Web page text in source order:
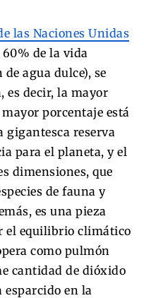
las Naciones Unidas
60% de la vida
agua dulce), se
es decir, la mayor
porcentaje está
gigantesca reserva
para el planeta, y el
dimensiones, que
de fauna y
es una pieza
el equilibrio climático
como pulmón
cantidad de dióxido
esparcido en la